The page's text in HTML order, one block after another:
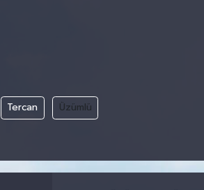
Tercan Üzümlü